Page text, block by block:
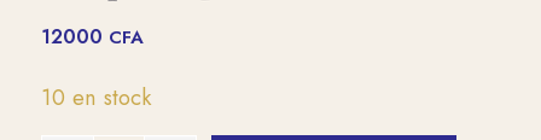
12000 CFA
10 en stock